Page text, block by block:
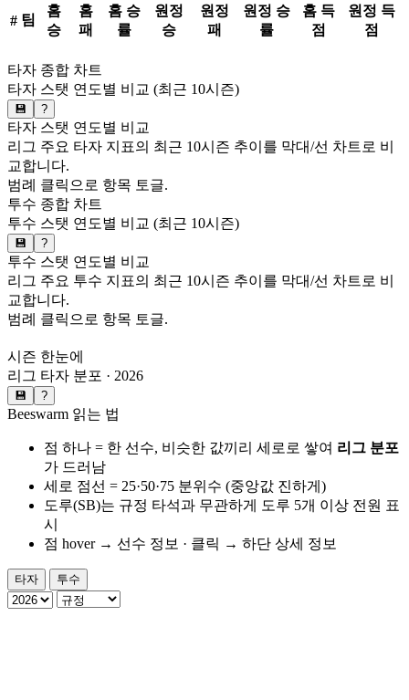
# 팀
홈
승
홈
패
홈 승
률
원정
승
원정
패
원정 승
률
홈 득
점
원정 득
점
타자 종합 차트
타자 스탯 연도별 비교 (최근 10시즌)
💾 ?
타자 스탯 연도별 비교
리그 주요 타자 지표의 최근 10시즌 추이를 막대/선 차트로 비
교합니다.
범례 클릭으로 항목 토글.
투수 종합 차트
투수 스탯 연도별 비교 (최근 10시즌)
💾 ?
투수 스탯 연도별 비교
리그 주요 투수 지표의 최근 10시즌 추이를 막대/선 차트로 비
교합니다.
범례 클릭으로 항목 토글.
시즌 한눈에
리그 타자 분포 · 2026
💾 ?
Beeswarm 읽는 법
점 하나 = 한 선수, 비슷한 값끼리 세로로 쌓여 리그 분포
가 드러남
세로 점선 = 25·50·75 분위수 (중앙값 진하게)
도루(SB)는 규정 타석과 무관하게 도루 5개 이상 전원 표
시
점 hover → 선수 정보 · 클릭 → 하단 상세 정보
타자 투수